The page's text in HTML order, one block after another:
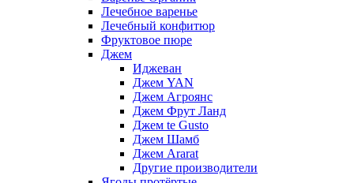
Лечебное варенье
Лечебный конфитюр
Фруктовое пюре
Джем
Иджеван
Джем YAN
Джем Агроянс
Джем Фрут Ланд
Джем te Gusto
Джем Шамб
Джем Ararat
Другие производители